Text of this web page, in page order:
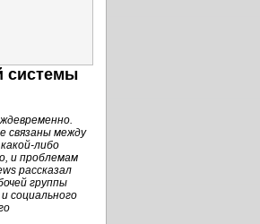
системы
связаны между
либо
и проблемам
рассказал
группы
социального